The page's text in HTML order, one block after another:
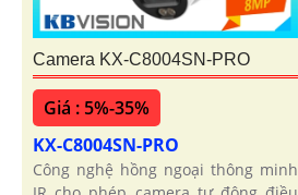
Camera KX-C8004SN-PRO
Giá : 5%-35%
KX-C8004SN-PRO
Công nghệ hồng ngoại thông minh